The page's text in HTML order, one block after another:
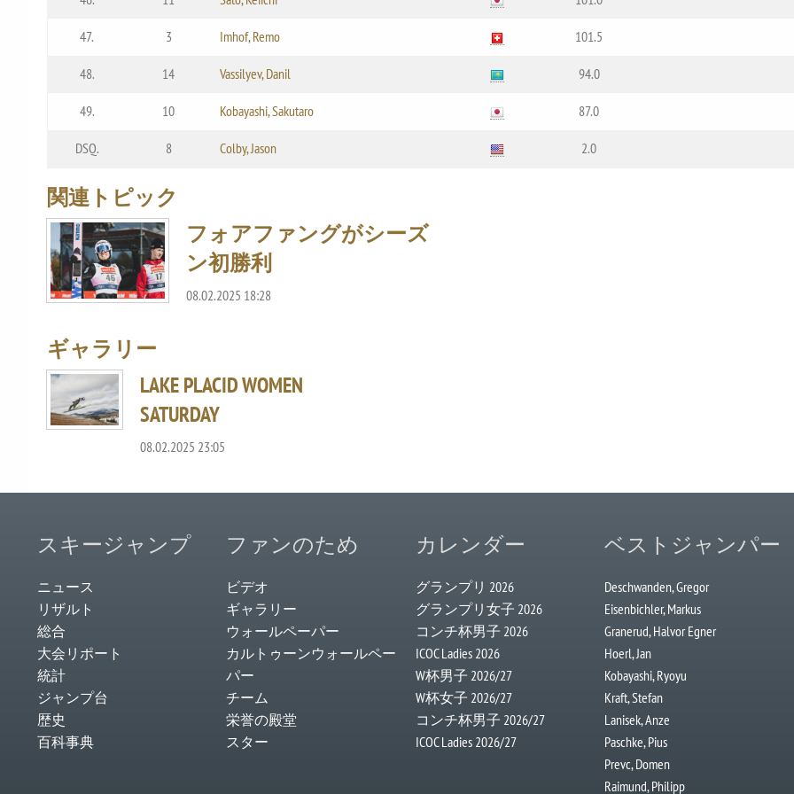
47. 3 Imhof, Remo 101.5
48. 14 Vassilyev, Danil 94.0
49. 10 Kobayashi, Sakutaro 87.0
DSQ. 8 Colby, Jason 2.0
関連トピック
フォアファングがシーズ
ン初勝利
08.02.2025 18:28
ギャラリー
LAKE PLACID WOMEN
SATURDAY
08.02.2025 23:05
スキージャンプ
ニュース
リザルト
総合
大会リポート
統計
ジャンプ台
歴史
百科事典
ファンのため
ビデオ
ギャラリー
ウォールペーパー
カルトゥーンウォールペー
パー
チーム
栄誉の殿堂
スター
カレンダー
グランプリ 2026
グランプリ女子 2026
コンチ杯男子 2026
ICOC Ladies 2026
W杯男子 2026/27
W杯女子 2026/27
コンチ杯男子 2026/27
ICOC Ladies 2026/27
ベストジャンパー
Deschwanden, Gregor
Eisenbichler, Markus
Granerud, Halvor Egner
Hoerl, Jan
Kobayashi, Ryoyu
Kraft, Stefan
Lanisek, Anze
Paschke, Pius
Prevc, Domen
Raimund, Philipp